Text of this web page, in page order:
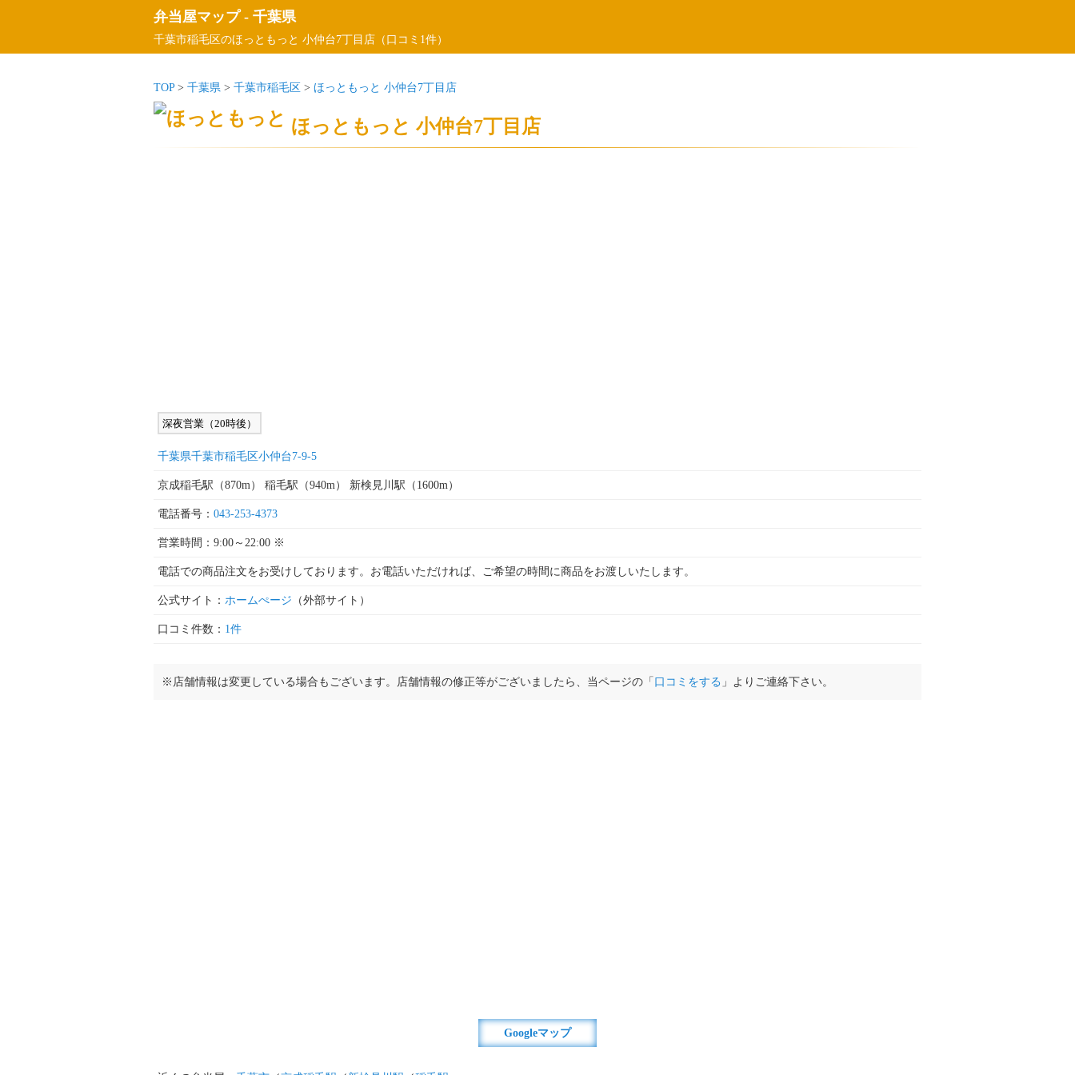
弁当屋マップ- 千葉県
千葉市稲毛区のほっともっと 小仲台7丁目店（口コミ1件）
TOP> 千葉県 > 千葉市稲毛区 > ほっともっと 小仲台7丁目店
ほっともっと 小仲台7丁目店
深夜営業（20時後）
千葉県千葉市稲毛区小仲台7-9-5
京成稲毛駅（870m） 稲毛駅（940m） 新検見川駅（1600m）
電話番号： 043-253-4373
営業時間：9:00～22:00 ※
電話での商品注文をお受けしております。お電話いただければ、ご希望の時間に商品をお渡しいたします。
公式サイト： ホームぺージ （外部サイト）
口コミ件数： 1件
※店舗情報は変更している場合もございます。店舗情報の修正等がございましたら、当ページの「 口コミをする 」よりご連絡下さい。
Googleマップ